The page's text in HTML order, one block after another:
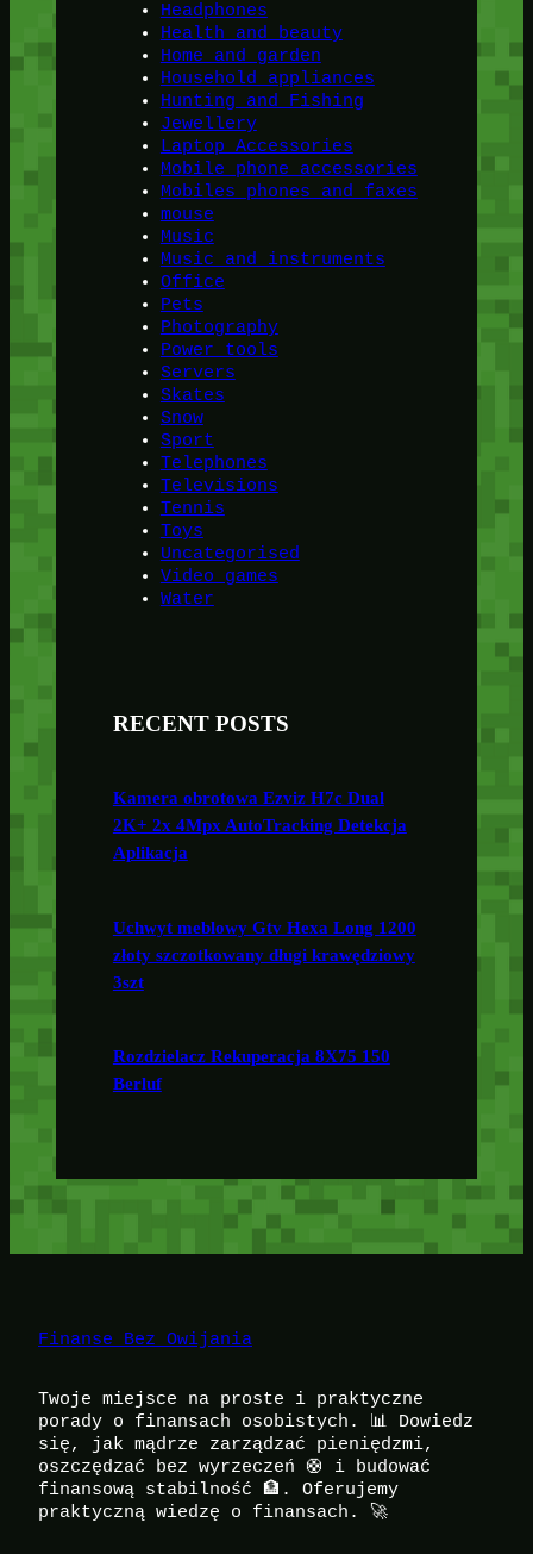
Headphones
Health and beauty
Home and garden
Household appliances
Hunting and Fishing
Jewellery
Laptop Accessories
Mobile phone accessories
Mobiles phones and faxes
mouse
Music
Music and instruments
Office
Pets
Photography
Power tools
Servers
Skates
Snow
Sport
Telephones
Televisions
Tennis
Toys
Uncategorised
Video games
Water
RECENT POSTS
Kamera obrotowa Ezviz H7c Dual
2K+ 2x 4Mpx AutoTracking Detekcja
Aplikacja
Uchwyt meblowy Gtv Hexa Long 1200
złoty szczotkowany długi krawędziowy
3szt
Rozdzielacz Rekuperacja 8X75 150
Berluf
Finanse Bez Owijania
Twoje miejsce na proste i praktyczne
porady o finansach osobistych. 📊 Dowiedz
się, jak mądrze zarządzać pieniędzmi,
oszczędzać bez wyrzeczeń 🛟 i budować
finansową stabilność 🏦. Oferujemy
praktyczną wiedzę o finansach. 🚀